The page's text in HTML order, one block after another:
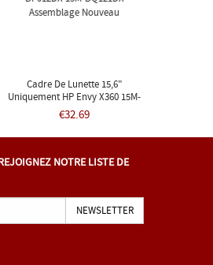
Cadre De Lunette 15,6"
Uniquement HP Envy X360 15M-
BP012DX 15M-BQ121DX
Assemblage Nouveau
€32.69
NOTRE LISTE DE